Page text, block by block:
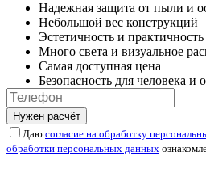
Надежная защита от пыли и
Небольшой вес конструкций
Эстетичность и практичность
Много света и визуальное
Самая доступная цена
Безопасность для человека
Нужен расчёт
Даю согласие на обработку
обработки персональных данных